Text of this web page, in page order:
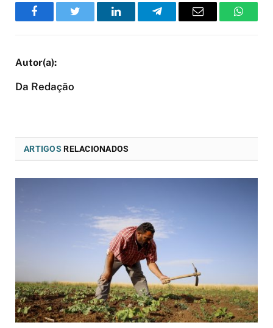
FacebookTwitter LinkedInTelegramEmail
Da Redação
ARTIGOS RELACIONADOS